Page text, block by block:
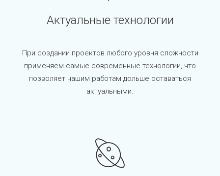
Актуальные технологии
При создании проектов любого уровня сложности
применяем самые современные технологии, что
позволяет нашим работам дольше оставаться
актуальными.